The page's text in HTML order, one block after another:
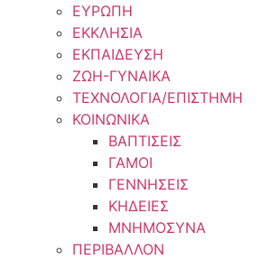
ΕΥΡΩΠΗ
ΕΚΚΛΗΣΙΑ
ΕΚΠΑΙΔΕΥΣΗ
ΖΩΗ-ΓΥΝΑΙΚΑ
ΤΕΧΝΟΛΟΓΙΑ/ΕΠΙΣΤΗΜΗ
ΚΟΙΝΩΝΙΚΑ
ΒΑΠΤΙΣΕΙΣ
ΓΑΜΟΙ
ΓΕΝΝΗΣΕΙΣ
ΚΗΔΕΙΕΣ
ΜΝΗΜΟΣΥΝΑ
ΠΕΡΙΒΑΛΛΟΝ